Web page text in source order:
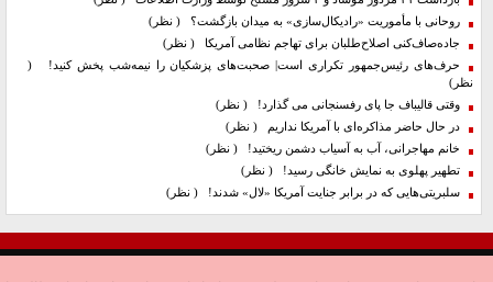
روحانی با مأموریت «رادیکال‌سازی» به میدان بازگشت؟ ( نظر)
جاده‌صاف‌کنی اصلاح‌طلبان برای تهاجم نظامی آمریکا
( نظر)
حرف‌های رئیس‌جمهور تکراری است| صحبت‌های پزشکیان را نیمه‌شب پخش کنید!
(
نظر)
وقتی قالیباف جا پای رفسنجانی می گذارد! ( نظر)
در حال حاضر مذاکره‌ای با آمریکا نداریم
( نظر)
خانم مهاجرانی، آب به آسیاب دشمن ریختید! ( نظر)
تطهیر پهلوی به نمایش خانگی رسید! ( نظر)
سلبریتی‌هایی که در برابر جنایت آمریکا «لال» شدند! ( نظر)